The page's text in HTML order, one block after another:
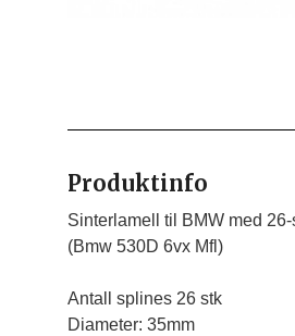
Produktinfo
Sinterlamell til BMW med 26-
(Bmw 530D 6vx Mfl)
Antall splines 26 stk
Diameter: 35mm